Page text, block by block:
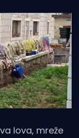
lova, mreže